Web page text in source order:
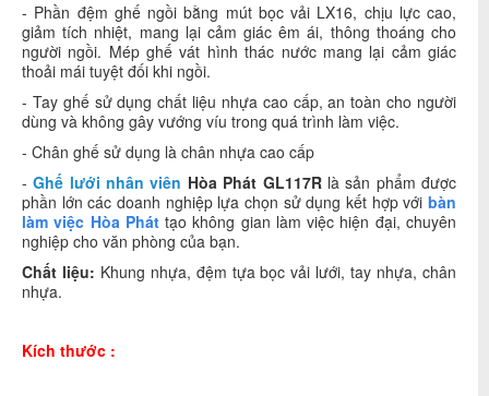
- Phần đệm ghế ngồi bằng mút bọc vải LX16, chịu lực cao,
giảm tích nhiệt, mang lại cảm giác êm ái, thông thoáng cho
người ngồi. Mép ghế vát hình thác nước mang lại cảm giác
thoải mái tuyệt đối khi ngồi.
- Tay ghế sử dụng chất liệu nhựa cao cấp, an toàn cho người
dùng và không gây vướng víu trong quá trình làm việc.
- Chân ghế sử dụng là chân nhựa cao cấp
-Ghế lưới nhân viên Hòa Phát GL117Rlà sản phẩm được
phần lớn các doanh nghiệp lựa chọn sử dụng kết hợp với bàn
làm việc Hòa Pháttạo không gian làm việc hiện đại, chuyên
nghiệp cho văn phòng của bạn.
Chất liệu: Khung nhựa, đệm tựa bọc vải lưới, tay nhựa, chân
nhựa.
Kích thước :